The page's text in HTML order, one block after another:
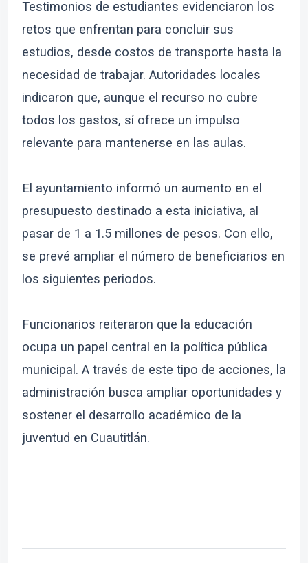
Testimonios de estudiantes evidenciaron los
retos que enfrentan para concluir sus
estudios, desde costos de transporte hasta la
necesidad de trabajar. Autoridades locales
indicaron que, aunque el recurso no cubre
todos los gastos, sí ofrece un impulso
relevante para mantenerse en las aulas.
El ayuntamiento informó un aumento en el
presupuesto destinado a esta iniciativa, al
pasar de 1 a 1.5 millones de pesos. Con ello,
se prevé ampliar el número de beneficiarios en
los siguientes periodos.
Funcionarios reiteraron que la educación
ocupa un papel central en la política pública
municipal. A través de este tipo de acciones, la
administración busca ampliar oportunidades y
sostener el desarrollo académico de la
juventud en Cuautitlán.